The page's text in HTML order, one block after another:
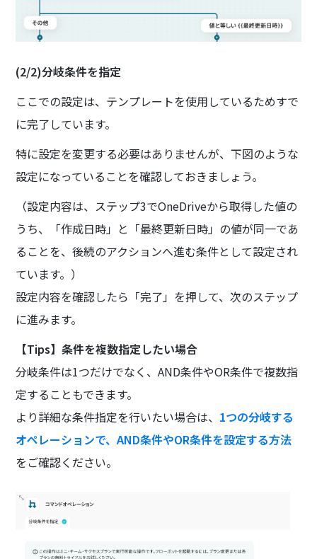
(2/2)分岐条件を指定
ここでの設定は、テンプレートを使用しているためすで
に完了しています。
特に設定を変更する必要はありませんが、下図のような
設定になっていることを確認しておきましょう。
（設定内容は、ステップ3でOneDriveから取得した値の
うち、「作成日時」と「最終更新日時」の値が同一であ
ることを、後続のアクションへ進む条件として設定され
ています。）
設定内容を確認したら「完了」を押して、次のステップ
に進みます。
【Tips】条件を複数指定したい場合
分岐条件は1つだけでなく、AND条件やOR条件で複数指
定することもできます。
より詳細な条件指定を行いたい場合は、 1つの分岐する
オペレーションで、AND条件やOR条件を設定する方法
をご確認ください。